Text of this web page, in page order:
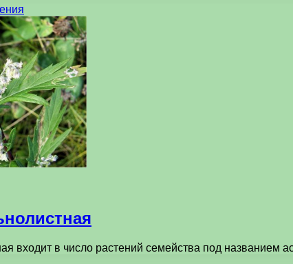
входит в число растений семейства под названием